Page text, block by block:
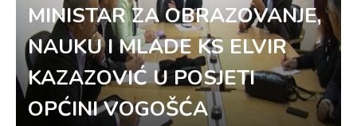
MINISTAR ZA OBRAZOVANJE,
NAUKU I MLADE KS ELVIR
KAZAZOVIĆ U POSJETI
OPĆINI VOGOŠĆA